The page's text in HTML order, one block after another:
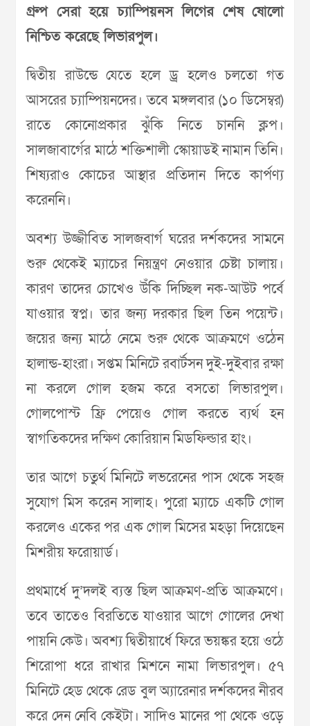
গ্রুপ সেরা হয়ে চ্যাম্পিয়নস লিগের শেষ ষোলো
নিশ্চিত করেছে লিভারপুল।
দ্বিতীয় রাউন্ডে যেতে হলে ড্র হলেও চলতো গত
আসরের চ্যাম্পিয়নদের। তবে মঙ্গলবার (১০ ডিসেম্বর)
রাতে কোনোপ্রকার ঝুঁকি নিতে চাননি ক্লপ।
সালজাবার্গের মাঠে শক্তিশালী স্কোয়াডই নামান তিনি।
শিষ্যরাও কোচের আস্থার প্রতিদান দিতে কার্পণ্য
করেননি।
অবশ্য উজ্জীবিত সালজবার্গ ঘরের দর্শকদের সামনে
শুরু থেকেই ম্যাচের নিয়ন্ত্রণ নেওয়ার চেষ্টা চালায়।
কারণ তাদের চোখেও উঁকি দিচ্ছিল নক-আউট পর্বে
যাওয়ার স্বপ্ন। তার জন্য দরকার ছিল তিন পয়েন্ট।
জয়ের জন্য মাঠে নেমে শুরু থেকে আক্রমণে ওঠেন
হালান্ড-হাংরা। সপ্তম মিনিটে রবার্টসন দুই-দুইবার রক্ষা
না করলে গোল হজম করে বসতো লিভারপুল।
গোলপোস্ট ফ্রি পেয়েও গোল করতে ব্যর্থ হন
স্বাগতিকদের দক্ষিণ কোরিয়ান মিডফিল্ডার হাং।
তার আগে চতুর্থ মিনিটে লভরেনের পাস থেকে সহজ
সুযোগ মিস করেন সালাহ। পুরো ম্যাচে একটি গোল
করলেও একের পর এক গোল মিসের মহড়া দিয়েছেন
মিশরীয় ফরোয়ার্ড।
প্রথমার্ধে দু’দলই ব্যস্ত ছিল আক্রমণ-প্রতি আক্রমণে।
তবে তাতেও বিরতিতে যাওয়ার আগে গোলের দেখা
পায়নি কেউ। অবশ্য দ্বিতীয়ার্ধে ফিরে ভয়ঙ্কর হয়ে ওঠে
শিরোপা ধরে রাখার মিশনে নামা লিভারপুল। ৫৭
মিনিটে হেড থেকে রেড বুল অ্যারেনার দর্শকদের নীরব
করে দেন নেবি কেইটা। সাদিও মানের পা থেকে ওড়ে